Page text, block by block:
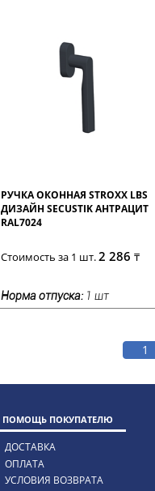
РУЧКА ОКОННАЯ STROXX LBS
ДИЗАЙН SECUSTIK АНТРАЦИТ
RAL7024
Стоимость за 1 шт.2 286 ₸
Норма отпуска:1 шт
1
ПОМОЩЬ ПОКУПАТЕЛЮ
ДОСТАВКА
ОПЛАТА
УСЛОВИЯ ВОЗВРАТА